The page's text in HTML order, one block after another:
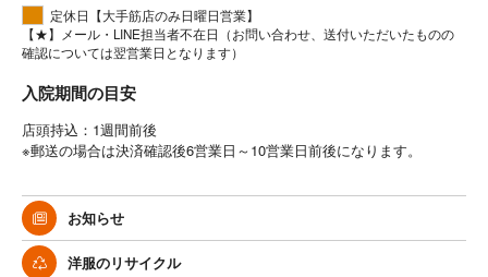
定休日【大手筋店のみ日曜日営業】
【★】メール・LINE担当者不在日（お問い合わせ、送付いただいたものの
確認については翌営業日となります）
入院期間の目安
店頭持込：1週間前後
※郵送の場合は決済確認後6営業日～10営業日前後になります。
お知らせ
洋服のリサイクル